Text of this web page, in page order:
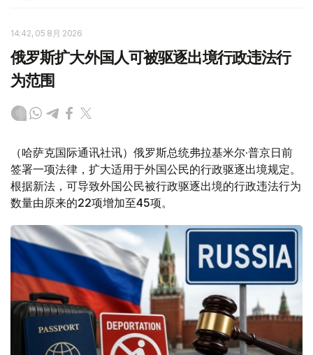
14:42, 05 8月 2026
俄罗斯扩大外国人可被驱逐出境行政违法行
为范围
（哈萨克国际通讯社讯）俄罗斯总统弗拉基米尔·普京日前
签署一项法律，扩大适用于外国公民的行政驱逐出境规定。
根据新法，可导致外国公民被行政驱逐出境的行政违法行为
数量由原来的22项增加至45项。